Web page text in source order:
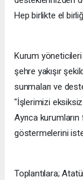
Hep birlikte el
Kurum
şehre yakışır
sunmaları ve
"İşlerimizi
Ayrıca
göstermelerini
Toplantılara;